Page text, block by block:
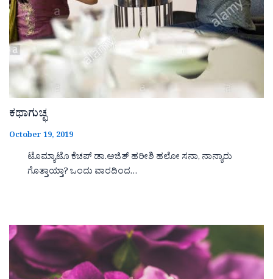
ಕಥಾಗುಚ್ಛ
October 19, 2019
ಟೊಮ್ಯಾಟೊ ಕೆಚಪ್ ಡಾ.ಅಜಿತ್ ಹರೀಶಿ ಹಲೋ ಸನಾ, ನಾನ್ಯಾರು
ಗೊತ್ತಾಯ್ತಾ? ಒಂದು ವಾರದಿಂದ…